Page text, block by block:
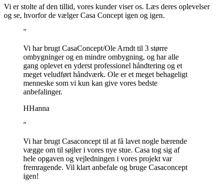
Vi er stolte af den tillid, vores kunder viser os. Læs deres oplevelser
og se, hvorfor de vælger Casa Concept igen og igen.
"
Vi har brugt CasaConcept/Ole Arndt til 3 større
ombygninger og en mindre ombygning, og har alle
gang oplevet en yderst professionel håndtering og et
meget veludført håndværk. Ole er et meget behageligt
menneske som vi kun kan give vores bedste
anbefalinger.
HHanna
"
Vi har brugt Casaconcept til at få lavet nogle bærende
vægge om til søjler i vores nye stue. Casa tog sig af
hele opgaven og vejledningen i vores projekt var
fremragende. Vil klart anbefale og bruge Casaconcept
igen!